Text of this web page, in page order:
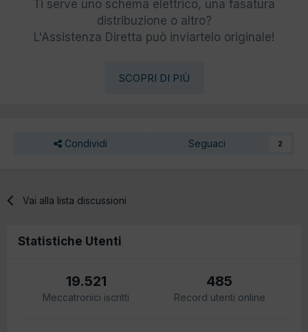
Ti serve uno schema elettrico, una fasatura
distribuzione o altro?
L'Assistenza Diretta può inviartelo originale!
SCOPRI DI PIÙ
Condividi Seguaci 2
Vai alla lista discussioni
Statistiche Utenti
19.521
Meccatronici iscritti
485
Record utenti online